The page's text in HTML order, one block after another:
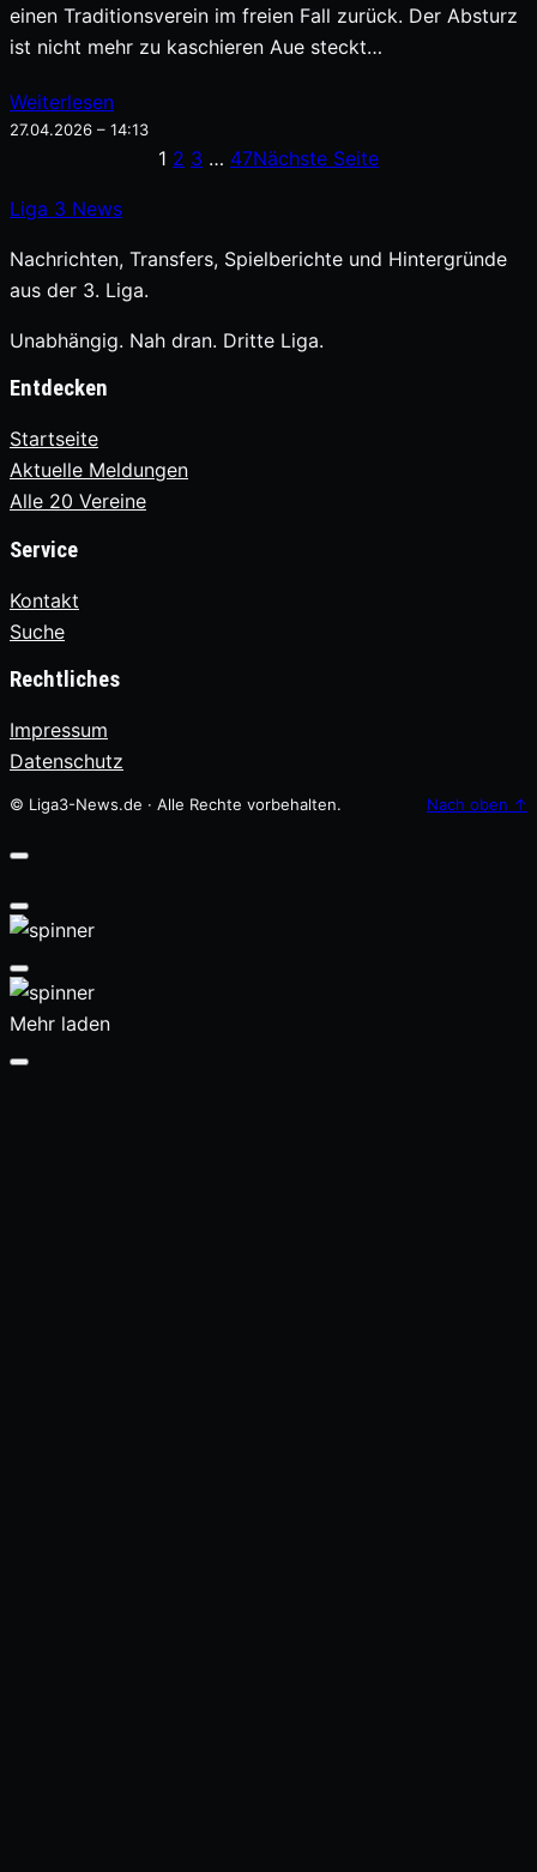
einen Traditionsverein im freien Fall zurück. Der Absturz
ist nicht mehr zu kaschieren Aue steckt…
Weiterlesen
27.04.2026 – 14:13
1 2 3 … 47Nächste Seite
Liga 3 News
Nachrichten, Transfers, Spielberichte und Hintergründe
aus der 3. Liga.
Unabhängig. Nah dran. Dritte Liga.
Entdecken
Startseite
Aktuelle Meldungen
Alle 20 Vereine
Service
Kontakt
Suche
Rechtliches
Impressum
Datenschutz
© Liga3-News.de · Alle Rechte vorbehalten. Nach oben ↑
Mehr laden